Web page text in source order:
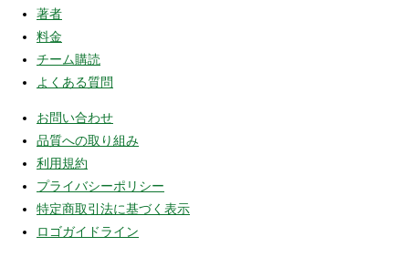
著者
料金
チーム購読
よくある質問
お問い合わせ
品質への取り組み
利用規約
プライバシーポリシー
特定商取引法に基づく表示
ロゴガイドライン